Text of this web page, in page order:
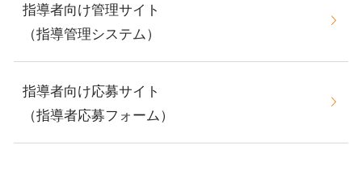
指導者向け管理サイト
（指導管理システム）
指導者向け応募サイト
（指導者応募フォーム）